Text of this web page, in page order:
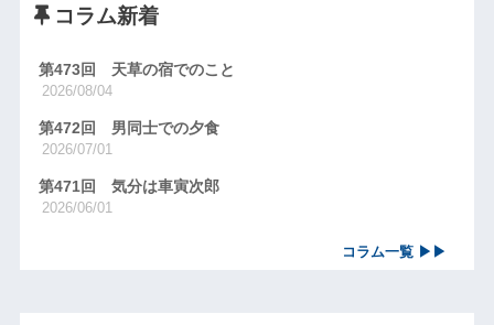
コラム新着
第473回 天草の宿でのこと
2026/08/04
第472回 男同士での夕食
2026/07/01
第471回 気分は車寅次郎
2026/06/01
コラム一覧 ▶▶